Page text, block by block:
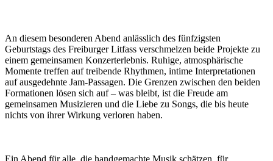
An diesem besonderen Abend anlässlich des fünfzigsten
Geburtstags des Freiburger Litfass verschmelzen beide Projekte zu
einem gemeinsamen Konzerterlebnis. Ruhige, atmosphärische
Momente treffen auf treibende Rhythmen, intime Interpretationen
auf ausgedehnte Jam-Passagen. Die Grenzen zwischen den beiden
Formationen lösen sich auf – was bleibt, ist die Freude am
gemeinsamen Musizieren und die Liebe zu Songs, die bis heute
nichts von ihrer Wirkung verloren haben.
Ein Abend für alle, die handgemachte Musik schätzen, für